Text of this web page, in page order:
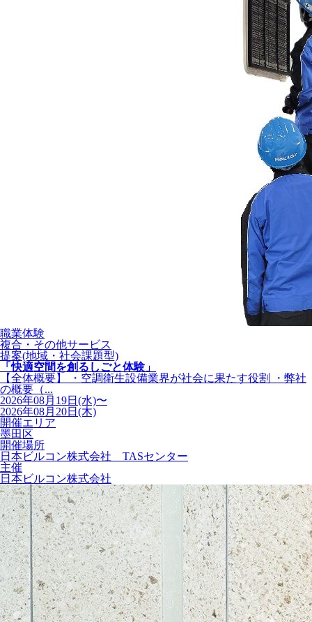
職業体験
複合・その他サービス
提案(地域・社会課題型)
「快適空間を創るしごと体験」
【全体概要】 ・空調衛生設備業界が社会に果たす役割 ・弊社
の概要（...
2026年08月19日(水)〜
2026年08月20日(木)
開催エリア
墨田区
開催場所
日本ビルコン株式会社 TASセンター
主催
日本ビルコン株式会社